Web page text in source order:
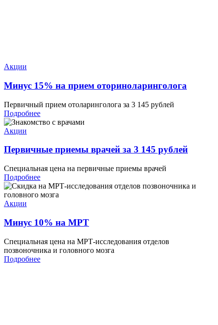
Акции
Минус 15% на прием оториноларинголога
Первичный прием отоларинголога за 3 145 рублей
Подробнее
Акции
Первичные приемы врачей за 3 145 рублей
Специальная цена на первичные приемы врачей
Подробнее
Акции
Минус 10% на МРТ
Специальная цена на МРТ-исследования отделов
позвоночника и головного мозга
Подробнее